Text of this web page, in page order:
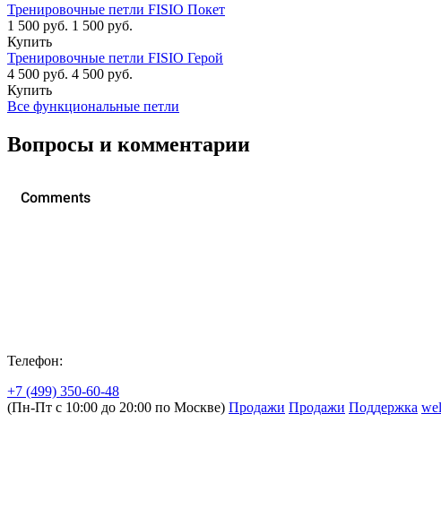
Тренировочные петли FISIO Покет
1 500 руб. 1 500 руб.
Купить
Тренировочные петли FISIO Герой
4 500 руб. 4 500 руб.
Купить
Все функциональные петли
Вопросы и комментарии
Телефон:
+7 (499) 350-60-48
(Пн-Пт с 10:00 до 20:00 по Москве) Продажи Продажи Поддержка